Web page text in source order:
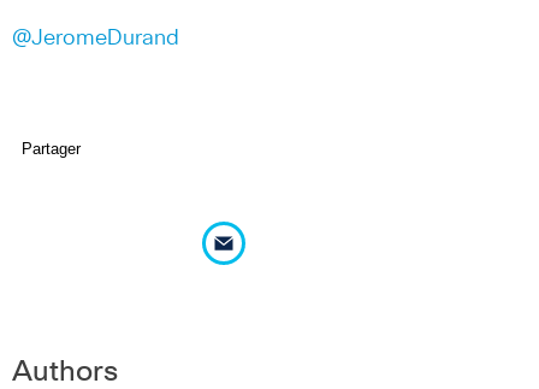
@JeromeDurand
Partager
Authors